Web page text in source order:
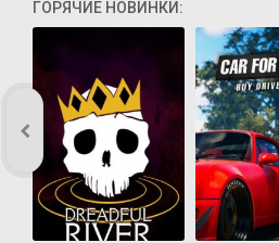
ГОРЯЧИЕ НОВИНКИ: